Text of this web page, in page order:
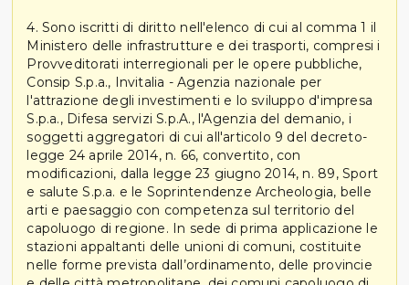
4. Sono iscritti di diritto nell'elenco di cui al comma 1 il
Ministero delle infrastrutture e dei trasporti, compresi i
Provveditorati interregionali per le opere pubbliche,
Consip S.p.a., Invitalia - Agenzia nazionale per
l'attrazione degli investimenti e lo sviluppo d'impresa
S.p.a., Difesa servizi S.p.A., l'Agenzia del demanio, i
soggetti aggregatori di cui all'articolo 9 del decreto-
legge 24 aprile 2014, n. 66, convertito, con
modificazioni, dalla legge 23 giugno 2014, n. 89, Sport
e salute S.p.a. e le Soprintendenze Archeologia, belle
arti e paesaggio con competenza sul territorio del
capoluogo di regione. In sede di prima applicazione le
stazioni appaltanti delle unioni di comuni, costituite
nelle forme prevista dall’ordinamento, delle provincie